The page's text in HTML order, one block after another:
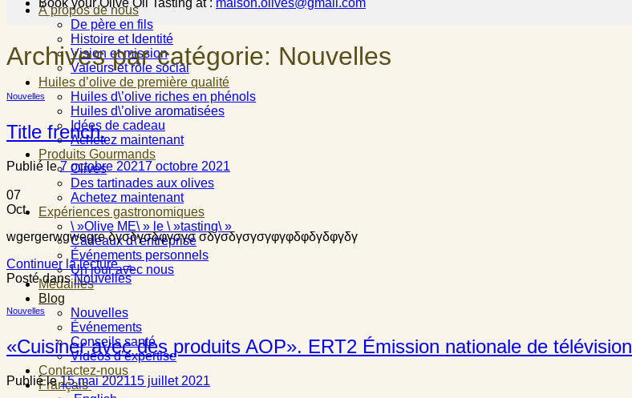
À propos de nous
De père en fils
Histoire et Identité
Vision et mission
Valeurs et rôle social
Huiles d’olive de première qualité
Huiles d\’olive riches en phénols
Huiles d\’olive aromatisées
Idées de cadeau
Achetez maintenant
Produits Gourmands
Olives
Des tartinades aux olives
Achetez maintenant
Expériences gastronomiques
\ »Olive ME\ » le \ »tasting\ »
Cadeaux d\’entreprise
Événements personnels
Un jour avec nous
Médailles
Blog
Nouvelles
Événements
Conseils santé
Vidéos d’expertise
Contactez-nous
Français
Book your Olive Oil Tasting at : maison.olives@gmail.com
Archives par catégorie: Nouvelles
Nouvelles
Title french.
Publié le7 octobre 20217 octobre 2021
07
Oct
wgergerwgwegre δγσδγσδφγσγσ σδγσδγσγσγφγφδφδγδφγδγ
Continuer la lecture→
Posté dansNouvelles
Nouvelles
«Cuisiner avec des produits AOP». ERT2 Émission nationale de télévision
Publié le15 mai 202115 juillet 2021